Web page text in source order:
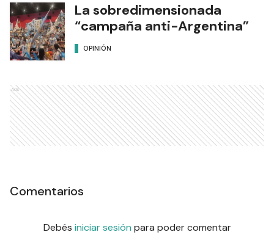
La sobredimensionada
“campaña anti-Argentina”
OPINIÓN
Ads
Comentarios
Debés iniciar sesión para poder comentar